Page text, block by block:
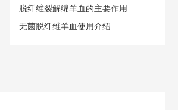
脱纤维裂解绵羊血的主要作用
无菌脱纤维羊血使用介绍